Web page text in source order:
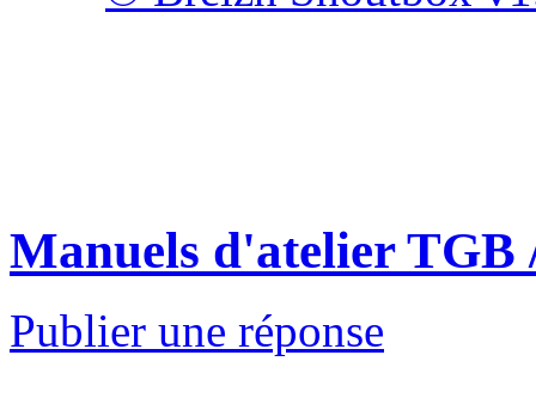
Manuels d'atelier TGB
Publier une réponse